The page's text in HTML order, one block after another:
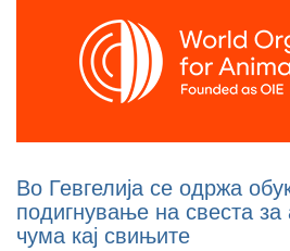
Во Гевгелија се одржа
подигнување на свеста
чума кај свињите